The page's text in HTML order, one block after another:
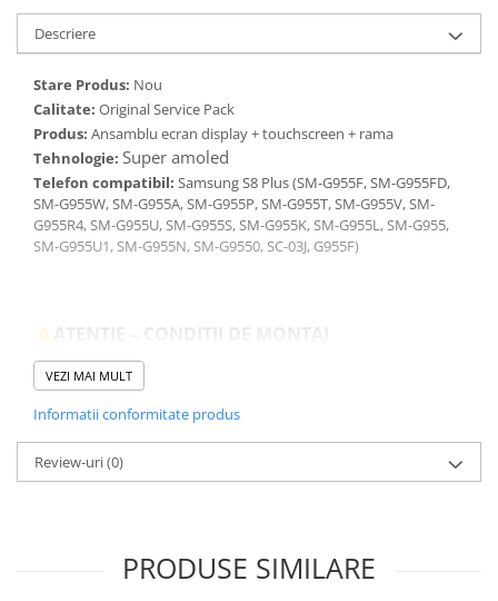
Descriere
Stare Produs: Nou
Calitate: Original Service Pack
Produs: Ansamblu ecran display + touchscreen + rama
Tehnologie: Super amoled
Telefon compatibil: Samsung S8 Plus (SM-G955F, SM-G955FD,
SM-G955W, SM-G955A, SM-G955P, SM-G955T, SM-G955V, SM-
G955R4, SM-G955U, SM-G955S, SM-G955K, SM-G955L, SM-G955,
SM-G955U1, SM-G955N, SM-G9550, SC-03J, G955F)
Deconectati bateria inainte de conectarea sau
deconectarea oricarei componente.
de protectie, sigiliile sau etichetele.
Inlocuirea componentelor interne este un proces delicat si
necesita cunostinte si echipamente specifice domeniului
reparatiilor GSM.
Garantia se ofera doar in cazul in care produsul a fost montat
VEZI MAI MULT
Informatii conformitate produs
Review-uri(0)
PRODUSE SIMILARE